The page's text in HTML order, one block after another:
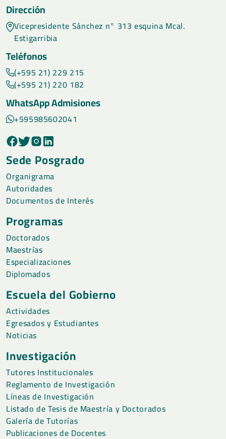
Dirección
Vicepresidente Sánchez n° 313 esquina Mcal.
Estigarribia
Teléfonos
(+595 21) 229 215
(+595 21) 220 182
WhatsApp Admisiones
+595985602041
Sede Posgrado
Organigrama
Autoridades
Documentos de Interés
Programas
Doctorados
Maestrías
Especializaciones
Diplomados
Escuela del Gobierno
Actividades
Egresados y Estudiantes
Noticias
Investigación
Tutores Institucionales
Reglamento de Investigación
Líneas de Investigación
Listado de Tesis de Maestría y Doctorados
Galería de Tutorías
Publicaciones de Docentes